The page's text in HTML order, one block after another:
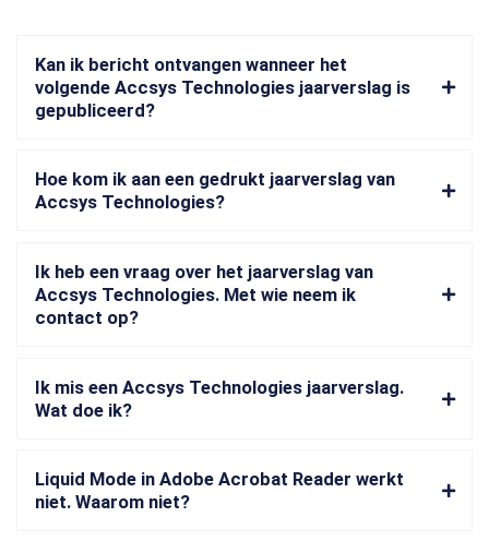
Kan ik bericht ontvangen wanneer het
volgende Accsys Technologies jaarverslag is
gepubliceerd?
Hoe kom ik aan een gedrukt jaarverslag van
Accsys Technologies?
Ik heb een vraag over het jaarverslag van
Accsys Technologies. Met wie neem ik
contact op?
Ik mis een Accsys Technologies jaarverslag.
Wat doe ik?
Liquid Mode in Adobe Acrobat Reader werkt
niet. Waarom niet?